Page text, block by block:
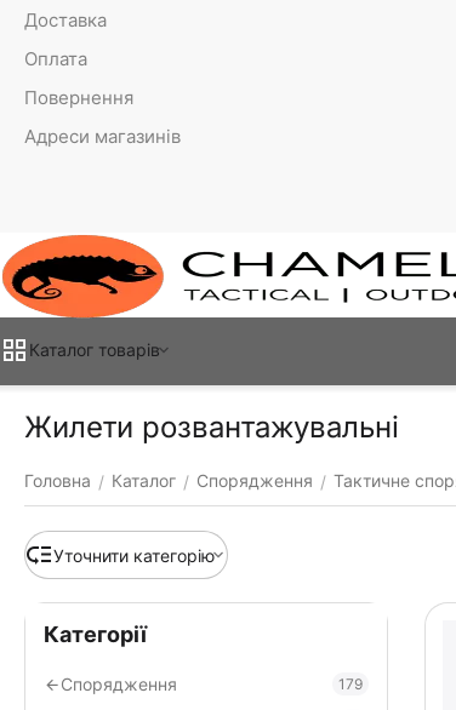
Доставка
Оплата
Повернення
Адреси магазинів
Каталог товарiв
Жилети розвантажувальні
Головна / Каталог / Спорядження / Тактичне
Уточнити категорію
Категорії
Спорядження 179